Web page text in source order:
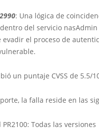
: Una lógica de
del servicio
evadir el proceso de
un puntaje CVSS de 5.5/
la falla reside en las
PR2100: Todas las versiones